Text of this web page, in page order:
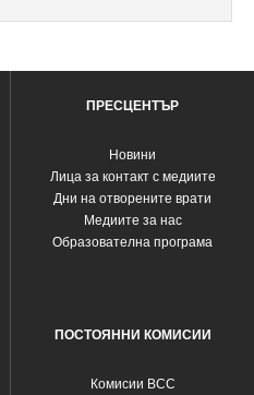
ПРЕСЦЕНТЪР
Новини
Лица за контакт с медиите
Дни на отворените врати
Медиите за нас
Образователна програма
ПОСТОЯННИ КОМИСИИ
Комисии ВСС